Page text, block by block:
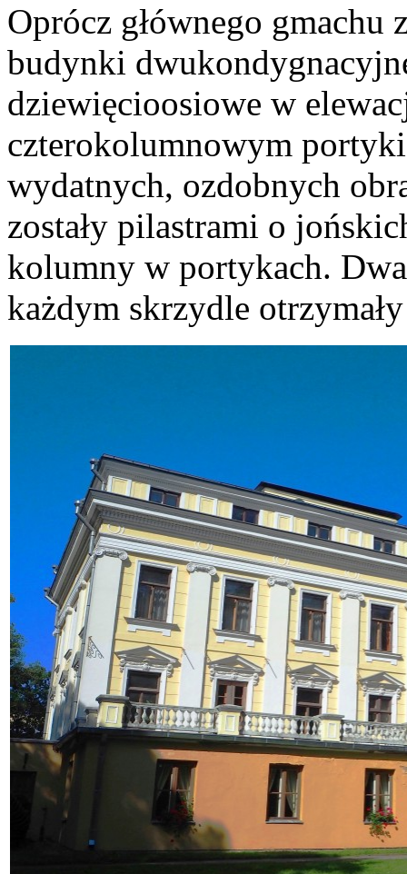
Oprócz głównego
budynki
dziewięcioosiowe w
czterokolumnowym
wydatnych, ozdobnych
zostały pilastrami o
kolumny w portykach.
każdym skrzydle